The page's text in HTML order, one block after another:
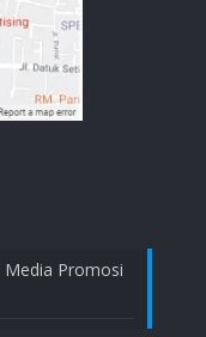
Promosi